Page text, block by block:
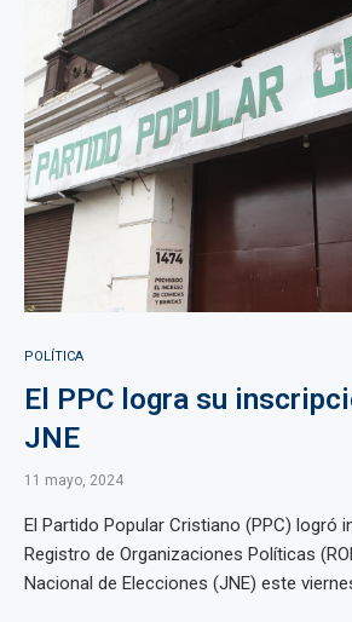
POLÍTICA
El PPC logra su
JNE
11 mayo, 2024
El Partido Popular Cristiano (PPC) logró
Registro de Organizaciones Políticas
Nacional de Elecciones (JNE) este